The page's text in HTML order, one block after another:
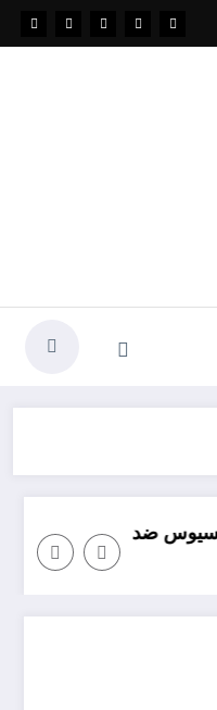
شلقم: القذافي و 39 حواري